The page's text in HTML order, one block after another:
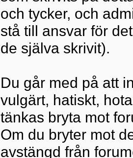
och tycker, och
stå till ansvar för
de själva skrivit).
Du går med på att
vulgärt, hatiskt,
tänkas bryta mot
Om du bryter mot
avstängd från